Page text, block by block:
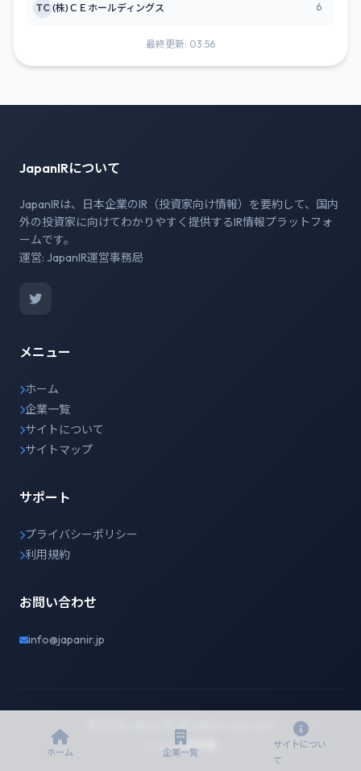
TC (株)ＣＥホールディングス 6
最終更新: 03:56
JapanIRについて
JapanIRは、日本企業のIR（投資家向け情報）を要約して、国内
外の投資家に向けてわかりやすく提供するIR情報プラットフォ
ームです。
運営: JapanIR運営事務局
メニュー
ホーム
企業一覧
サイトについて
サイトマップ
サポート
プライバシーポリシー
利用規約
お問い合わせ
info@japanir.jp
English日本語
ホーム 企業一覧
サイトについ
て